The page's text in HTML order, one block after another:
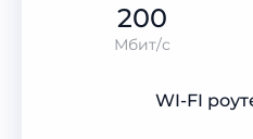
200
Мбит/с
WI-FI